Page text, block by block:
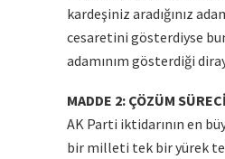
kardeşiniz aradığınız
cesaretini gösterdiyse
adamınım gösterdiği
MADDE 2: ÇÖZÜM SÜRECİ
AK Parti iktidarının en
bir milleti tek bir yürek